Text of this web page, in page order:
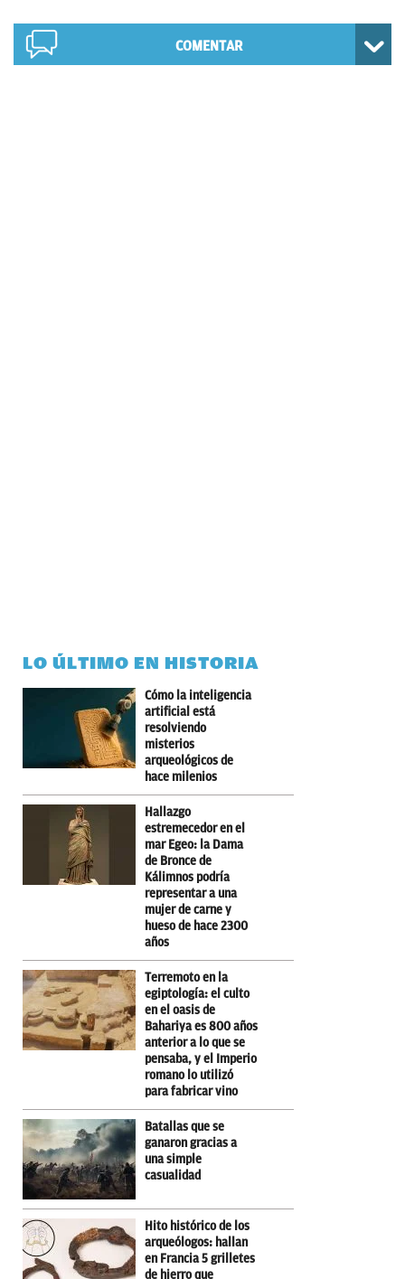
COMENTAR
LO ÚLTIMO EN HISTORIA
Cómo la inteligencia
artificial está
resolviendo
misterios
arqueológicos de
hace milenios
Hallazgo
estremecedor en el
mar Egeo: la Dama
de Bronce de
Kálimnos podría
representar a una
mujer de carne y
hueso de hace 2300
años
Terremoto en la
egiptología: el culto
en el oasis de
Bahariya es 800 años
anterior a lo que se
pensaba, y el Imperio
romano lo utilizó
para fabricar vino
Batallas que se
ganaron gracias a
una simple
casualidad
Hito histórico de los
arqueólogos: hallan
en Francia 5 grilletes
de hierro que